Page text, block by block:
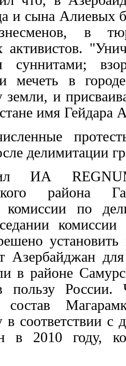
и сына Алиевых
в
активистов.
суннитами;
мечеть в
земли, и
имя Гейдара
делимитации
ИА REGNUM
района
комиссии по
установить
Азербайджан
в районе
России.
в соответствии
в 2010 году,